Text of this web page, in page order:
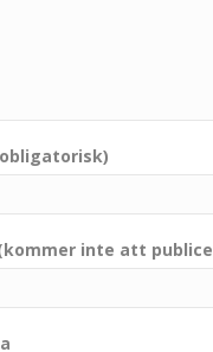
inte att